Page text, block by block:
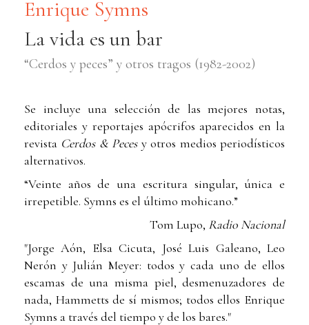
Enrique Symns
La vida es un bar
“Cerdos y peces” y otros tragos (1982-2002)
Se incluye una selección de las mejores notas,
editoriales y reportajes apócrifos aparecidos en la
revista Cerdos & Pecesy otros medios periodísticos
alternativos.
“Veinte años de una escritura singular, única e
irrepetible. Symns es el último mohicano.”
Tom Lupo, Radio Nacional
"Jorge Aón, Elsa Cicuta, José Luis Galeano, Leo
Nerón y Julián Meyer: todos y cada uno de ellos
escamas de una misma piel, desmenuzadores de
nada, Hammetts de sí mismos; todos ellos Enrique
Symns a través del tiempo y de los bares."